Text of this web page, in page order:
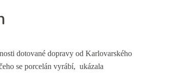
dotované dopravy od Karlovarského
se porcelán vyrábí, ukázala